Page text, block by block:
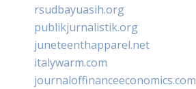
rsudbayuasih.org
publikjurnalistik.org
juneteenthapparel.net
italywarm.com
journaloffinanceeconomics.com